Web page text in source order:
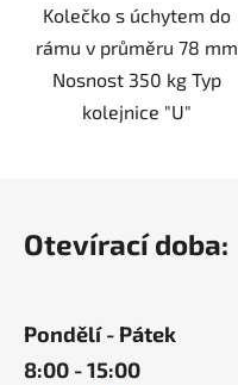
Kolečko s úchytem do
rámu v průměru 78 mm
Nosnost 350 kg Typ
kolejnice "U"
Otevírací doba:
Pondělí - Pátek
8:00 - 15:00